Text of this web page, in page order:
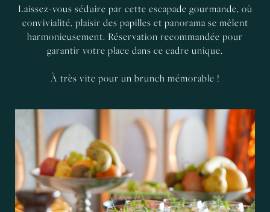
Laissez-vous séduire par cette escapade gourmande, où
convivialité, plaisir des papilles et panorama se mêlent
harmonieusement. Réservation recommandée pour
garantir votre place dans ce cadre unique.
À très vite pour un brunch mémorable !